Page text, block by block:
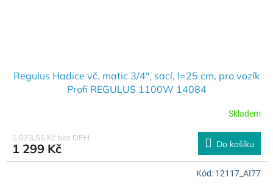
Regulus Hadice vč. matic 3/4", sací, l=25 cm, pro vozík
Profi REGULUS 1100W 14084
Skladem
1 073,55 Kč bez DPH
1 299 Kč Do košíku
Kód: 12117_AI77